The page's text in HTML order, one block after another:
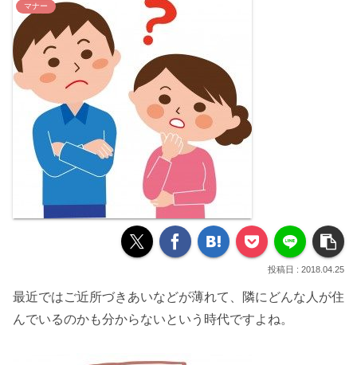
マナー
2018.04.25
最近ではご近所づきあいなどが薄れて、
隣にどんな人が住
んでいるのかも分からないという時代ですよね。